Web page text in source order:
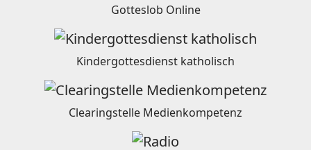
Gotteslob Online
Kindergottesdienst katholisch
Clearingstelle Medienkompetenz